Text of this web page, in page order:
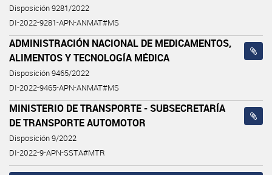
Disposición 9281/2022
DI-2022-9281-APN-ANMAT#MS
ADMINISTRACIÓN NACIONAL DE MEDICAMENTOS,
ALIMENTOS Y TECNOLOGÍA MÉDICA
Disposición 9465/2022
DI-2022-9465-APN-ANMAT#MS
MINISTERIO DE TRANSPORTE - SUBSECRETARÍA
DE TRANSPORTE AUTOMOTOR
Disposición 9/2022
DI-2022-9-APN-SSTA#MTR